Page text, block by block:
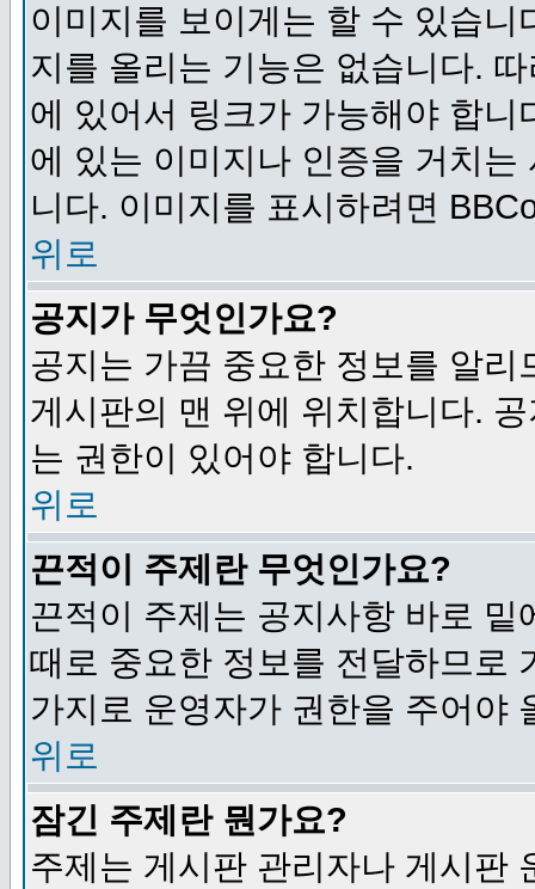
이미지를 보이게는 할 수 있습
지를 올리는 기능은 없습니다.
에 있어서 링크가 가능해야 합
에 있는 이미지나 인증을 거치
니다. 이미지를 표시하려면
위로
공지가 무엇인가요?
공지는 가끔 중요한 정보를 알
게시판의 맨 위에 위치합니다.
는 권한이 있어야 합니다.
위로
끈적이 주제란 무엇인가요?
끈적이 주제는 공지사항 바로
때로 중요한 정보를 전달하므로
가지로 운영자가 권한을 주어야
위로
잠긴 주제란 뭔가요?
주제는 게시판 관리자나 게시판